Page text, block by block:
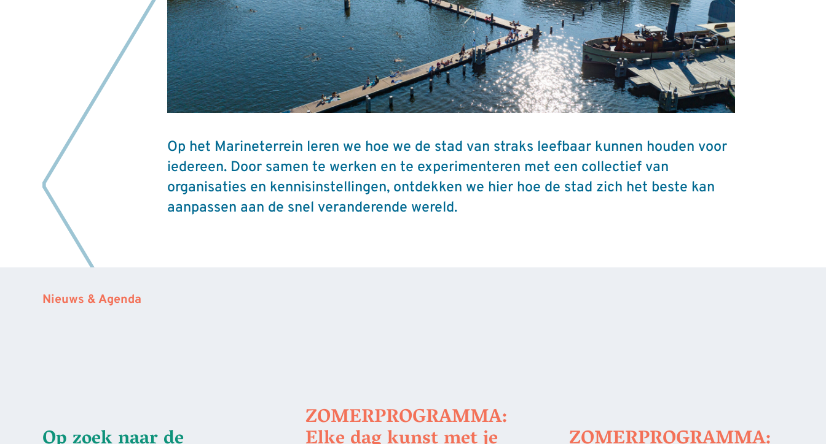
Op het Marineterrein leren we hoe we de stad van straks leefbaar kunnen houden voor
iedereen. Door samen te werken en te experimenteren met een collectief van
organisaties en kennisinstellingen, ontdekken we hier hoe de stad zich het beste kan
aanpassen aan de snel veranderende wereld.
Nieuws & Agenda
ZOMERPROGRAMMA: